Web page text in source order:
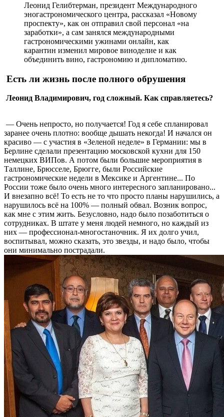
Леонид Гелибтерман, президент Международного
эногастрономического центра, рассказал «Новому
проспекту», как он отправил свой персонал «на
заработки», а сам занялся международными
гастрономическими ужинами онлайн, как
карантин изменил мировое виноделие и как
объединить вино, гастрономию и дипломатию.
Есть ли жизнь после полного обрушения
Леонид Владимирович, год сложный. Как справляетесь?
— Очень непросто, но получается! Год я себе спланировал
заранее очень плотно: вообще дышать некогда! И начался он
красиво — с участия в «Зеленой неделе» в Германии: мы в
Берлине сделали презентацию московской кухни для 150
немецких ВИПов. А потом были большие мероприятия в
Таллине, Брюсселе, Брюгге, были Российские
гастрономические недели в Мексике и Аргентине... По
России тоже было очень много интересного запланировано...
И внезапно всё! То есть не то что просто планы нарушились, а
нарушилось всё на 100% — полный обвал. Возник вопрос,
как мне с этим жить. Безусловно, надо было позаботиться о
сотрудниках. В штате у меня людей немного, но каждый из
них — профессионал-многостаночник. Я их долго учил,
воспитывал, можно сказать, это звезды, и надо было, чтобы
они минимально пострадали.